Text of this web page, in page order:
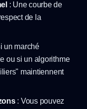
: Une courbe de
de la
un marché
ou si un algorithme
maintiennent
: Vous pouvez